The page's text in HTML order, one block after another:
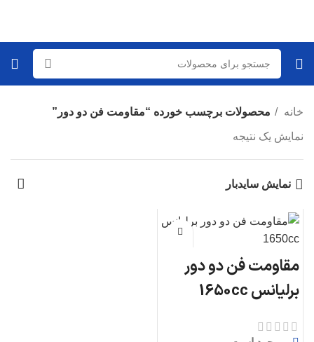
خانه محصولات برچسب خورده “مقاومت فن دو دور”
نمایش یک نتیجه
نمایش سایدبار
مقاومت فن دو دور
برلیانس 1650cc